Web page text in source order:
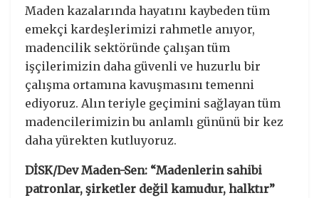
Maden kazalarında hayatını kaybeden tüm
emekçi kardeşlerimizi rahmetle anıyor,
madencilik sektöründe çalışan tüm
işçilerimizin daha güvenli ve huzurlu bir
çalışma ortamına kavuşmasını temenni
ediyoruz. Alın teriyle geçimini sağlayan tüm
madencilerimizin bu anlamlı gününü bir kez
daha yürekten kutluyoruz.
DİSK/Dev Maden-Sen: “Madenlerin sahibi
patronlar, şirketler değil kamudur, halktır”